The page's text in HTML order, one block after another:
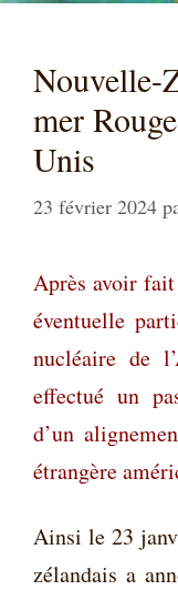
Nouvelle-
mer
Unis
23 février 2024
Après avoir fait
éventuelle
nucléaire de
effectué un
d’un
étrangère
Ainsi le 23
zélandais a